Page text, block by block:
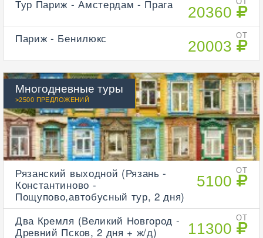
20360
Тур Париж - Амстердам - Прага
ОТ
20003
Париж - Бенилюкс
Многодневные туры
>2500 ПРЕДЛОЖЕНИЙ
ОТ
5100
Рязанский выходной (Рязань -
Константиново -
Пощупово,автобусный тур, 2 дня)
ОТ
11300
Два Кремля (Великий Новгород -
Древний Псков, 2 дня + ж/д)